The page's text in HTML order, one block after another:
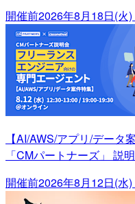
開催前2026年8月18日(火)
【AI/AWS/アプリ/データ
「CMパートナーズ」 説
開催前2026年8月12日(水)